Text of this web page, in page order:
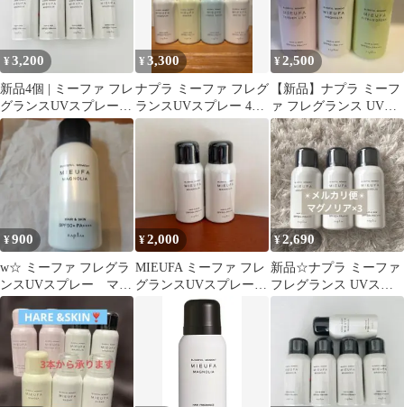
¥3,200
新品4個 | ミーファ フレ
グランスUVスプレー |
マグノリア
¥3,300
ナプラ ミーファ フレグ
ランスUVスプレー 4種
セット
¥2,500
【新品】ナプラ ミーフ
ァ フレグランス UVス
プレー 3種セット
¥900
w☆ ミーファ フレグラ
ンスUVスプレー マグ
ノリア ナプラ
¥2,000
MIEUFA ミーファ フレ
グランスUVスプレー
マグノリア 80g 2個セッ
¥2,690
新品☆ナプラ ミーファ
フレグランス UVスプ
レー マグノリア 人気の
フレグランス